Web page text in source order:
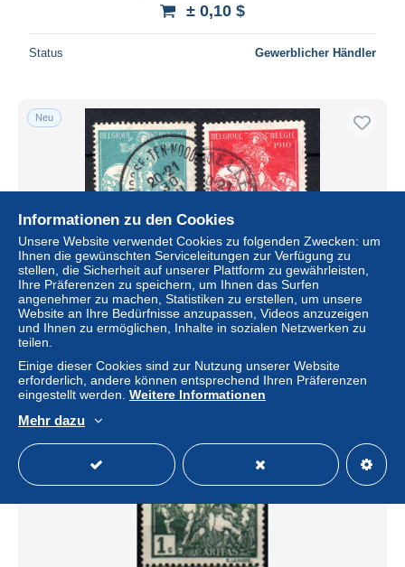
± 0,10 $
Status Gewerblicher Händler
Neu
90/91° gestempeld 1910 - Caritas
± 0,43 $ 0,41 € -10 %
Status Gewerblicher Händler
Informationen zu den Cookies
Unsere Website verwendet Cookies zu folgenden Zwecken: um
Ihnen die gewünschten Serviceleitungen zur Verfügung zu
stellen, die Sicherheit auf unserer Plattform zu gewährleisten,
Ihre Präferenzen zu speichern, um Ihnen das Surfen
angenehmer zu machen, Statistiken zu erstellen, um unsere
Website an Ihre Bedürfnisse anzupassen, Videos anzuzeigen
und Ihnen zu ermöglichen, Inhalte in sozialen Netzwerken zu
teilen.
Einige dieser Cookies sind zur Nutzung unserer Website
erforderlich, andere können entsprechend Ihren Präferenzen
eingestellt werden. Weitere Informationen
Mehr dazu